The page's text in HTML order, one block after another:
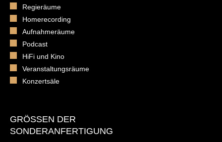
Regieräume
Homerecording
Aufnahmeräume
Podcast
HiFi und Kino
Veranstaltungsräume
Konzertsäle
GRÖSSEN DER S
ONDERANFERTIGUNG